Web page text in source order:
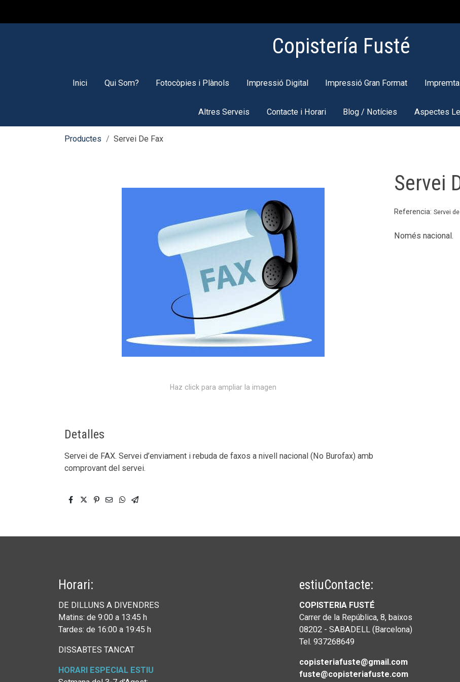
Copistería Fusté
Inici Qui Som? Fotocòpies i Plànols Impressió Digital Impressió Gran Format
Altres Serveis Contacte i Horari Blog / Notícies Aspectes
Productes Servei De Fax
Haz click para ampliar la imagen
Detalles
Servei de FAX. Servei d’enviament i rebuda de faxos a nivell nacional (No Burofax) amb
comprovant del servei.
Servei
Referencia:Servei
Només nacional.
Horari:
DE DILLUNS A DIVENDRES
Matins: de 9:00 a 13:45 h
Tardes: de 16:00 a 19:45 h
DISSABTES TANCAT
HORARI ESPECIAL ESTIU
estiuContacte:
COPISTERIA FUSTÉ
Carrer de la República, 8, baixos
08202 - SABADELL (Barcelona)
Tel. 937268649
copisteriafuste@gmail.com
fuste@copisteriafuste.com